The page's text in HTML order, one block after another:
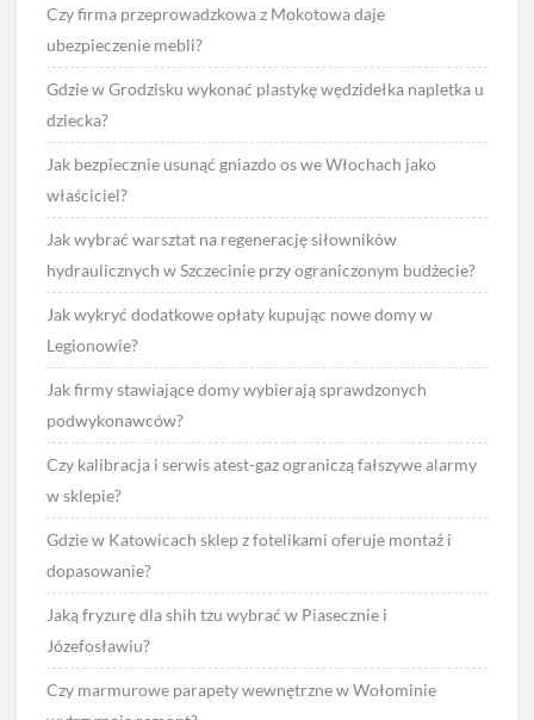
Czy firma przeprowadzkowa z Mokotowa daje
ubezpieczenie mebli?
Gdzie w Grodzisku wykonać plastykę wędzidełka napletka u
dziecka?
Jak bezpiecznie usunąć gniazdo os we Włochach jako
właściciel?
Jak wybrać warsztat na regenerację siłowników
hydraulicznych w Szczecinie przy ograniczonym budżecie?
Jak wykryć dodatkowe opłaty kupując nowe domy w
Legionowie?
Jak firmy stawiające domy wybierają sprawdzonych
podwykonawców?
Czy kalibracja i serwis atest-gaz ograniczą fałszywe alarmy
w sklepie?
Gdzie w Katowicach sklep z fotelikami oferuje montaż i
dopasowanie?
Jaką fryzurę dla shih tzu wybrać w Piasecznie i
Józefosławiu?
Czy marmurowe parapety wewnętrzne w Wołominie